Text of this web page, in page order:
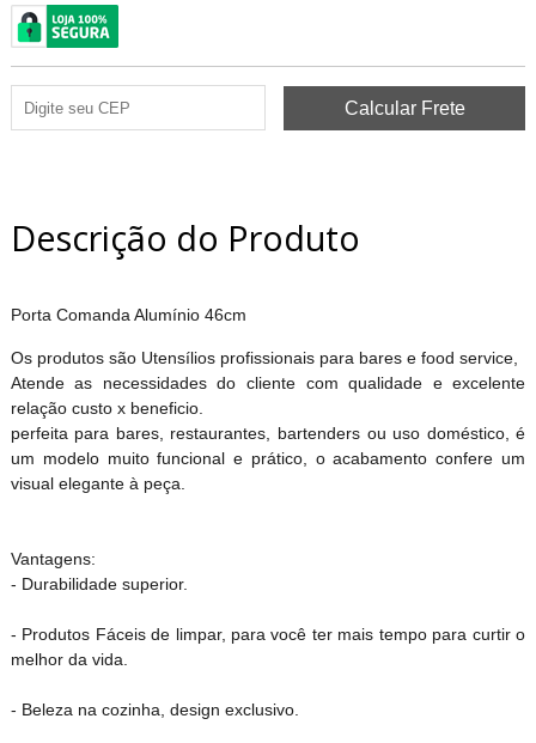
Descrição do Produto
Porta Comanda Alumínio 46cm
Os produtos são Utensílios profissionais para bares e food service,
Atende as necessidades do cliente com qualidade e excelente
relação custo x beneficio.
perfeita para bares, restaurantes, bartenders ou uso doméstico, é
um modelo muito funcional e prático, o acabamento confere um
visual elegante à peça.
Vantagens:
- Durabilidade superior.
- Produtos Fáceis de limpar, para você ter mais tempo para curtir o
melhor da vida.
- Beleza na cozinha, design exclusivo.